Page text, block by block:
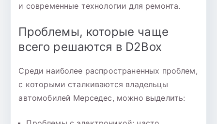
и современные технологии для ремонта.
Проблемы, которые чаще
всего решаются в D2Box
Среди наиболее распространенных проблем,
с которыми сталкиваются владельцы
автомобилей Мерседес, можно выделить: